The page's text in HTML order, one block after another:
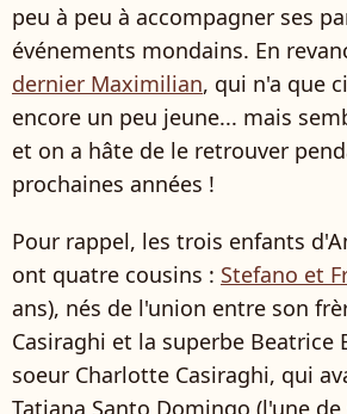
peu à peu à accompagner ses
événements mondains. En
dernier Maximilian, qui n'a que
encore un peu jeune... mais
et on a hâte de le retrouver
prochaines années !
Pour rappel, les trois enfants
ont quatre cousins : Stefano et
ans), nés de l'union entre son
Casiraghi et la superbe Beatrice
soeur Charlotte Casiraghi, qui
Tatiana Santo Domingo (l'une de